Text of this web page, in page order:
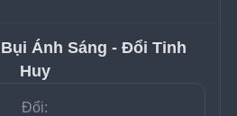
Ánh Sáng - Đổi Tinh
Huy
Đổi: